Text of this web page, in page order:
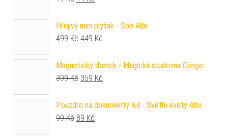
Hřejivý mini plyšák - Sob Albi
499Kč Původní cena byla: 499 Kč.
449 Kč
Magnetický domek - Magická studovna Cengo
399Kč Původní cena byla: 399 Kč.
359 Kč
Pouzdro na dokumenty A4 - Světlé květy Albi
99Kč Původní cena byla: 99 Kč.
89 Kč